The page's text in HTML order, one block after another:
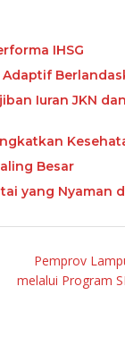
IHSG
Iuran JKN
Besar
yang Nyaman
Pemprov
melalui Program